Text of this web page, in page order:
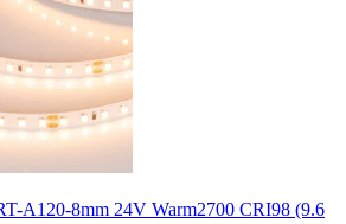
A120-8mm 24V Warm2700 CRI98 (9.6